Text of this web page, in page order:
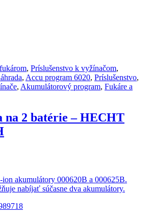
, Príslušenstvo k vyžínačom,
, Accu program 6020, Príslušenstvo,
, Akumulátorový program, Fukáre a
na 2 batérie – HECHT
akumulátory 000620B a 000625B.
nabíjať súčasne dva akumulátory.